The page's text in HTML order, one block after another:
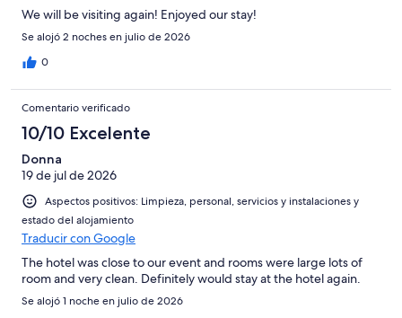
We will be visiting again! Enjoyed our stay!
Se alojó 2 noches en julio de 2026
0
Comentario verificado
10/10 Excelente
Donna
19 de jul de 2026
Aspectos positivos: Limpieza, personal, servicios y instalaciones y
estado del alojamiento
Traducir con Google
The hotel was close to our event and rooms were large lots of
room and very clean. Definitely would stay at the hotel again.
Se alojó 1 noche en julio de 2026